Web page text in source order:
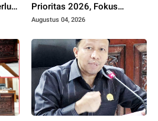
Prioritas 2026, Fokus
Pendidikan, Pariwisata, dan
Augustus 04, 2026